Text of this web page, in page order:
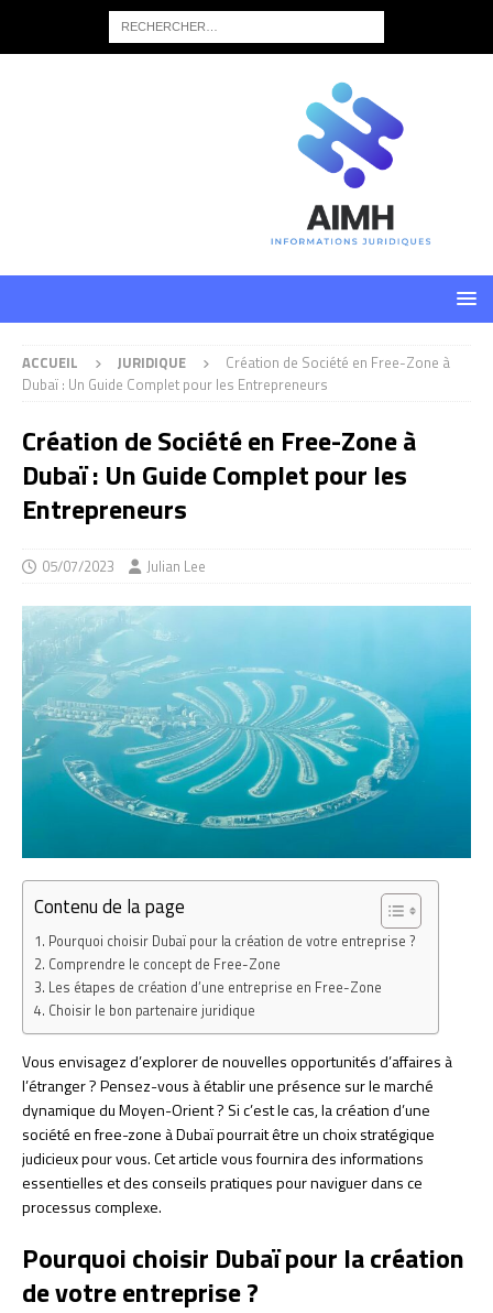
ACCUEIL JURIDIQUE
Création de Société en Free-Zone à
Dubaï : Un Guide Complet pour les Entrepreneurs
Création de Société en Free-Zone à
Dubaï : Un Guide Complet pour les
Entrepreneurs
05/07/2023 Julian Lee
Contenu de la page
Pourquoi choisir Dubaï pour la création de votre entreprise ?
Comprendre le concept de Free-Zone
Les étapes de création d’une entreprise en Free-Zone
Choisir le bon partenaire juridique
Vous envisagez d’explorer de nouvelles opportunités d’affaires à
l’étranger ? Pensez-vous à établir une présence sur le marché
dynamique du Moyen-Orient ? Si c’est le cas, la création d’une
société en free-zone à Dubaï pourrait être un choix stratégique
judicieux pour vous. Cet article vous fournira des informations
essentielles et des conseils pratiques pour naviguer dans ce
processus complexe.
Pourquoi choisir Dubaï pour la création
de votre entreprise ?